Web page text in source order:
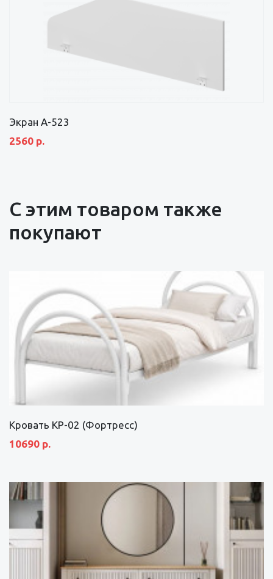
Экран А-523
2560 р.
С этим товаром также
покупают
Кровать КР-02 (Фортресс)
10690 р.